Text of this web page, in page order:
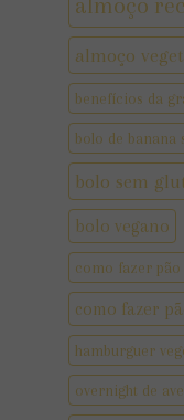
almoço
almoço
benefícios da
bolo de banana
bolo sem
bolo vegano
como fazer
como fazer
hamburguer
overnight de